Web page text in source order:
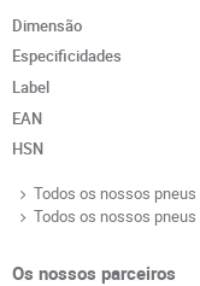
Dimensão
Especificidades
Label
EAN
HSN
Todos os nossos
Todos os nossos
Os nossos parceiros